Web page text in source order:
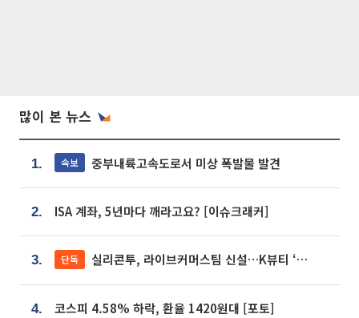
많이 본 뉴스
1. 속보 중부내륙고속도로서 미상 폭발물 발견
2. ISA 계좌, 5년마다 깨라고요? [이슈크래커]
3. 단독 실리콘투, 라이브커머스팀 신설…K뷰티 ‘글로벌 판매망’ 확대[K뷰티 라방戰]
4. 코스피 4.58% 하락, 환율 1420원대 [포토]